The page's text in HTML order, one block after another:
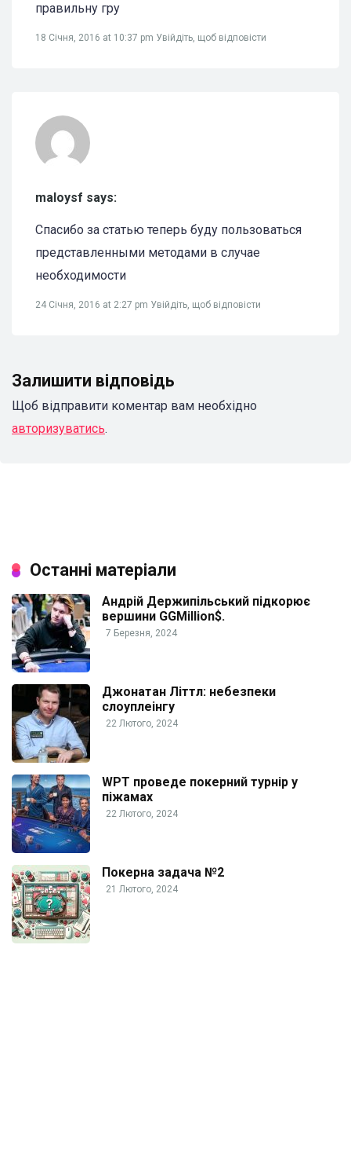
правильну гру
18 Січня, 2016 at 10:37 pm Увійдіть, щоб відповісти
maloysf says:
Спасибо за статью теперь буду пользоваться
представленными методами в случае
необходимости
24 Січня, 2016 at 2:27 pm Увійдіть, щоб відповісти
Залишити відповідь
Щоб відправити коментар вам необхідно
авторизуватись.
Останні матеріали
Андрій Держипільський підкорює
вершини GGMillion$.
7 Березня, 2024
Джонатан Літтл: небезпеки
слоуплеінгу
22 Лютого, 2024
WPT проведе покерний турнір у
піжамах
22 Лютого, 2024
Покерна задача №2
21 Лютого, 2024